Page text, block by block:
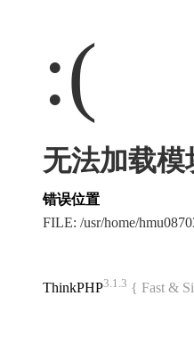
:(
无法加载
错误位置
FILE: /usr/home/
ThinkPHP3.1.3 { Fast &